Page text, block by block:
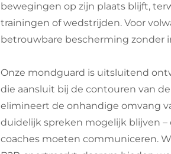
bewegingen op zijn plaats blijft,
trainingen of wedstrijden. Voor
betrouwbare bescherming zonder
Onze mondguard is uitsluitend
die aansluit bij de contouren van
elimineert de onhandige omvang
duidelijk spreken mogelijk blijven
coaches moeten communiceren.